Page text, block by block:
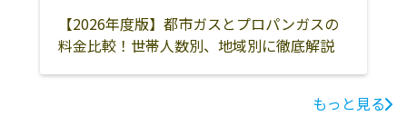
【2026年度版】都市ガスとプロパンガスの
料金比較！世帯人数別、地域別に徹底解説
もっと見る